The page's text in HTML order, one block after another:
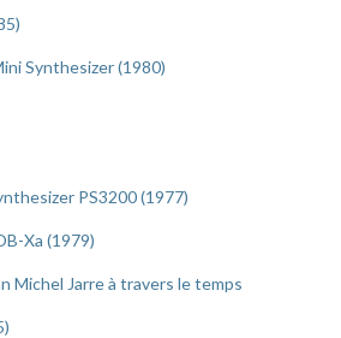
Synthesizer (1980)
PS3200 (1977)
Xa (1979)
Michel Jarre à travers le temps